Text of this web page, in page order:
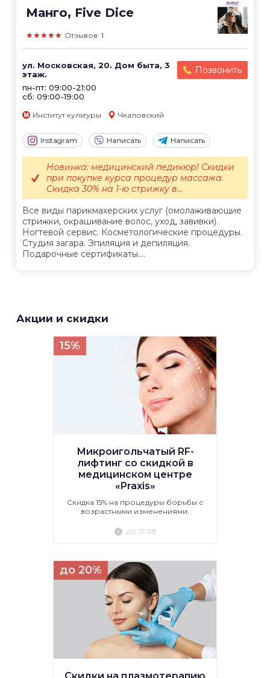
Манго, Five Dice
★★★★★ Отзывов: 1
ул. Московская, 20. Дом быта, 3
этаж.
пн-пт: 09:00-21:00
сб: 09:00-19:00
Позвонить
Институт культуры Чкаловский
Instagram Написать Написать
Все виды парикмахерских услуг (омолаживающие
стрижки, окрашивание волос, уход, завивки).
Ногтевой сервис. Косметологические процедуры.
Студия загара. Эпиляция и депиляция.
Подарочные сертификаты....
Новинка: медицинский педикюр! Скидки
при покупке курса процедур массажа.
Скидка 30% на 1-ю стрижку в...
Акции и скидки
15%
Микроигольчатый RF-
лифтинг со скидкой в
медицинском центре
«Praxis»
Скидка 15% на процедуры борьбы с
возрастными изменениями.
до 31.08
до 20%